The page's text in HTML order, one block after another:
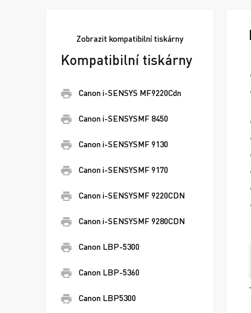
Zobrazit kompatibilní tiskárny
Kompatibilní tiskárny
Canon i-SENSYS MF9220Cdn
Canon i-SENSYSMF 8450
Canon i-SENSYSMF 9130
Canon i-SENSYSMF 9170
Canon i-SENSYSMF 9220CDN
Canon i-SENSYSMF 9280CDN
Canon LBP-5300
Canon LBP-5360
Canon LBP5300